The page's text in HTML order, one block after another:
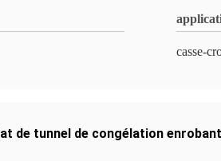
casse-
de tunnel de congélation